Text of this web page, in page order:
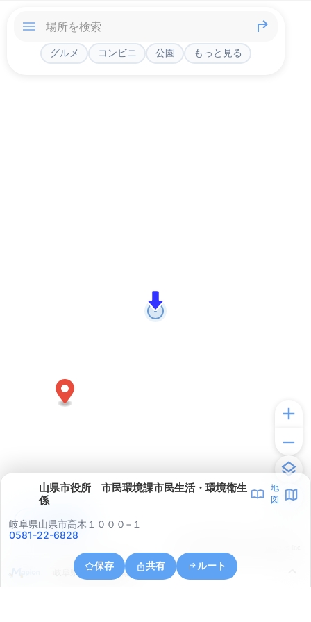
グルメ コンビニ 公園 もっと見る
山県市役所 市民環境課市民生活・環境衛生
係
地
図
岐阜県山県市高木１０００−１
0581-22-6828
保存 共有 ルート
岐阜県山県市西深瀬
アプリで見る